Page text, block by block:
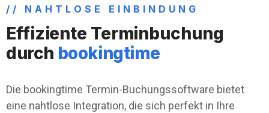
// NAHTLOSE EINBINDUNG
Effiziente Terminbuchung
durch bookingtime
Die bookingtime Termin-Buchungssoftware bietet
eine nahtlose Integration, die sich perfekt in Ihre